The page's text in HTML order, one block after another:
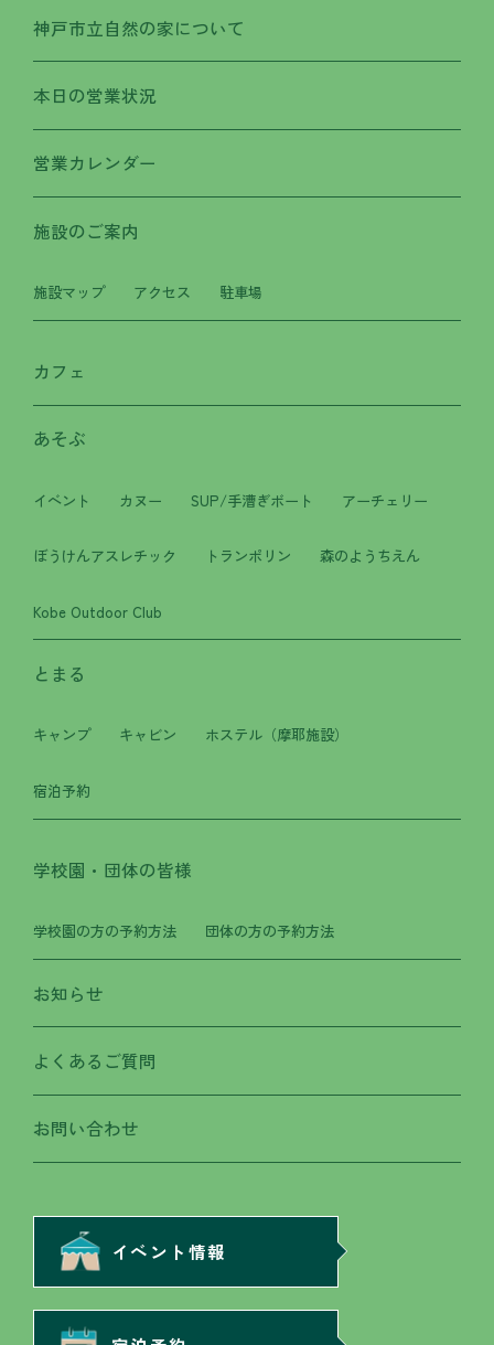
神戸市立自然の家について
本日の営業状況
営業カレンダー
施設のご案内
施設マップ アクセス 駐車場
カフェ
あそぶ
イベント カヌー SUP/手漕ぎボート アーチェリー
ぼうけんアスレチック トランポリン 森のようちえん
Kobe Outdoor Club
とまる
キャンプ キャビン ホステル（摩耶施設）
宿泊予約
学校園・団体の皆様
学校園の方の予約方法 団体の方の予約方法
お知らせ
よくあるご質問
お問い合わせ
イベント情報